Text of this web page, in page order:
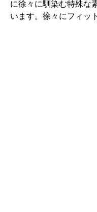
に徐々に馴染む特殊な
います。徐々にフィッ